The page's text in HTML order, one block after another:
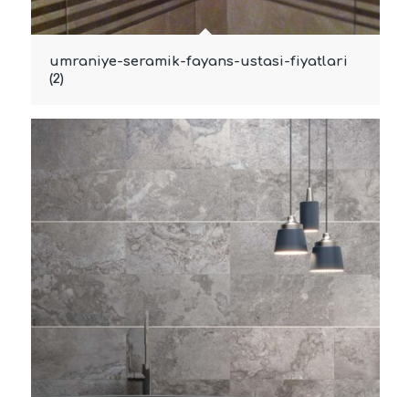
umraniye-seramik-fayans-ustasi-fiyatlari
(2)